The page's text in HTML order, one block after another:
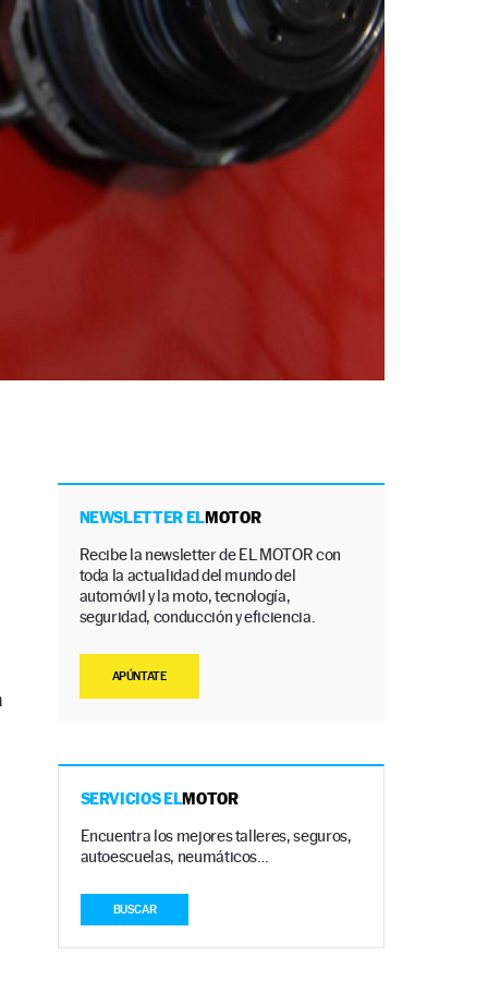
NEWSLETTER ELMOTOR
Recibe la newsletter de EL MOTOR con
toda la actualidad del mundo del
automóvil y la moto, tecnología,
seguridad, conducción y eficiencia.
APÚNTATE
SERVICIOS ELMOTOR
Encuentra los mejores talleres, seguros,
autoescuelas, neumáticos…
BUSCAR